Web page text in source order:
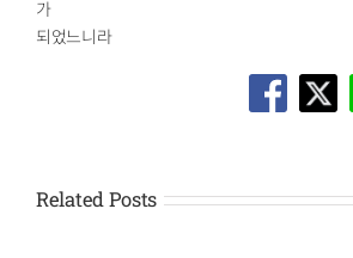
가
되었느니라
Related Posts